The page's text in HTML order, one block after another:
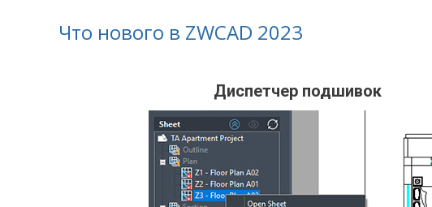
Что нового в ZWCAD 2023
Диспетчер подшивок